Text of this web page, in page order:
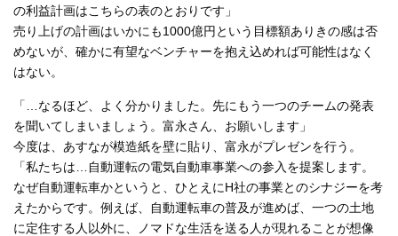
の利益計画はこちらの表のとおりです」
売り上げの計画はいかにも1000億円という目標額ありきの感は否
めないが、確かに有望なベンチャーを抱え込めれば可能性はなく
はない。
「…なるほど、よく分かりました。先にもう一つのチームの発表
を聞いてしまいましょう。富永さん、お願いします」
今度は、あすなが模造紙を壁に貼り、富永がプレゼンを行う。
「私たちは…自動運転の電気自動車事業への参入を提案します。
なぜ自動運転車かというと、ひとえにH社の事業とのシナジーを考
えたからです。例えば、自動運転車の普及が進めば、一つの土地
に定住する人以外に、ノマドな生活を送る人が現れることが想像